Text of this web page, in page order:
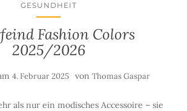
GESUNDHEIT
Fashion Colors
2025/2026
4. Februar 2025 von Thomas Gaspar
als nur ein modisches Accessoire – sie